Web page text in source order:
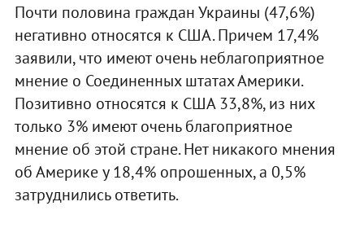
Почти половина граждан Украины (47,6%)
негативно относятся к США. Причем 17,4%
заявили, что имеют очень неблагоприятное
мнение о Соединенных штатах Америки.
Позитивно относятся к США 33,8%, из них
только 3% имеют очень благоприятное
мнение об этой стране. Нет никакого мнения
об Америке у 18,4% опрошенных, а 0,5%
затруднились ответить.